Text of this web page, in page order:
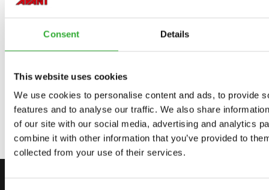
Consent Details
This website uses cookies
We use cookies to personalise content and ads, to provide
features and to analyse our traffic. We also share
of our site with our social media, advertising and analytics
combine it with other information that you’ve provided to
collected from your use of their services.
OPCIONAIS DISPONÍVEIS
ESCOVA DE LÂMINA DE BORRACHA
A436108